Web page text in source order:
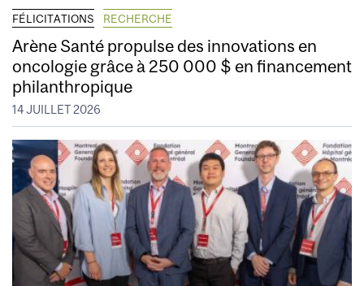
FÉLICITATIONS RECHERCHE
Arène Santé propulse des innovations en
oncologie grâce à 250 000 $ en financement
philanthropique
14 JUILLET 2026